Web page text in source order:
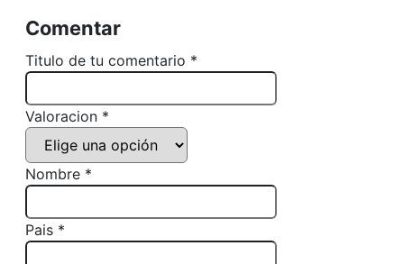
Comentar
Titulo de tu comentario *
Valoracion *
Nombre *
Pais *